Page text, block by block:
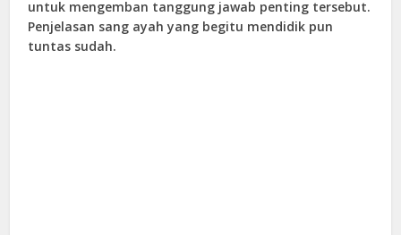
untuk mengemban tanggung jawab penting tersebut.
Penjelasan sang ayah yang begitu mendidik pun
tuntas sudah.